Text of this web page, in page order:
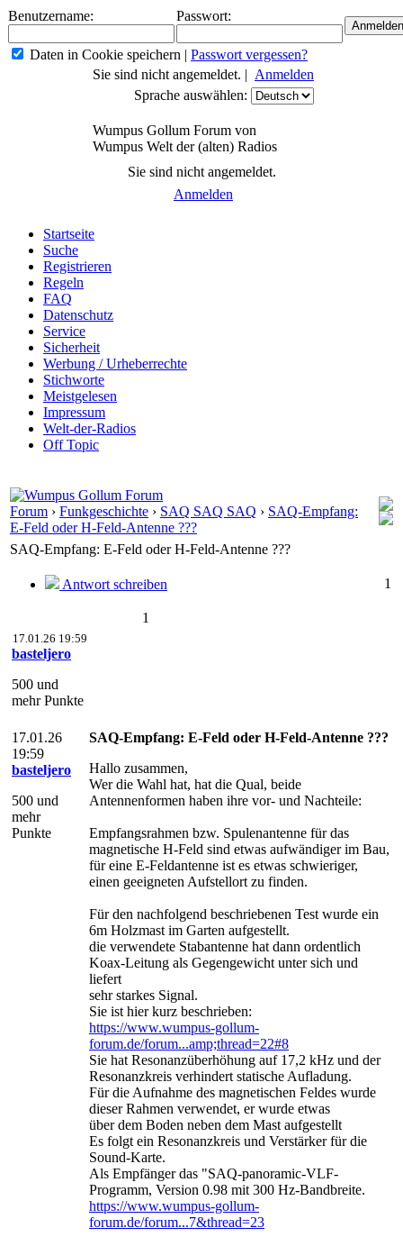
Benutzername: Passwort:
Daten in Cookie speichern | Passwort vergessen?
Sie sind nicht angemeldet. | Anmelden
Sprache auswählen:
Wumpus Gollum Forum von
Wumpus Welt der (alten) Radios
Sie sind nicht angemeldet.
Anmelden
Startseite
Suche
Registrieren
Regeln
FAQ
Datenschutz
Service
Sicherheit
Werbung / Urheberrechte
Stichworte
Meistgelesen
Impressum
Welt-der-Radios
Off Topic
Forum › Funkgeschichte › SAQ SAQ SAQ › SAQ-Empfang:
E-Feld oder H-Feld-Antenne ???
SAQ-Empfang: E-Feld oder H-Feld-Antenne ???
Antwort schreiben 1
1
17.01.26 19:59
basteljero
500 und
mehr Punkte
17.01.26
19:59
basteljero
500 und
mehr
Punkte
SAQ-Empfang: E-Feld oder H-Feld-Antenne ???
Hallo zusammen,
Wer die Wahl hat, hat die Qual, beide
Antennenformen haben ihre vor- und Nachteile:
Empfangsrahmen bzw. Spulenantenne für das
magnetische H-Feld sind etwas aufwändiger im Bau,
für eine E-Feldantenne ist es etwas schwieriger,
einen geeigneten Aufstellort zu finden.
Für den nachfolgend beschriebenen Test wurde ein
6m Holzmast im Garten aufgestellt.
die verwendete Stabantenne hat dann ordentlich
Koax-Leitung als Gegengewicht unter sich und
liefert
sehr starkes Signal.
Sie ist hier kurz beschrieben:
https://www.wumpus-gollum-
forum.de/forum...amp;thread=22#8
Sie hat Resonanzüberhöhung auf 17,2 kHz und der
Resonanzkreis verhindert statische Aufladung.
Für die Aufnahme des magnetischen Feldes wurde
dieser Rahmen verwendet, er wurde etwas
über dem Boden neben dem Mast aufgestellt
Es folgt ein Resonanzkreis und Verstärker für die
Sound-Karte.
Als Empfänger das "SAQ-panoramic-VLF-
Programm, Version 0.98 mit 300 Hz-Bandbreite.
https://www.wumpus-gollum-
forum.de/forum...7&thread=23